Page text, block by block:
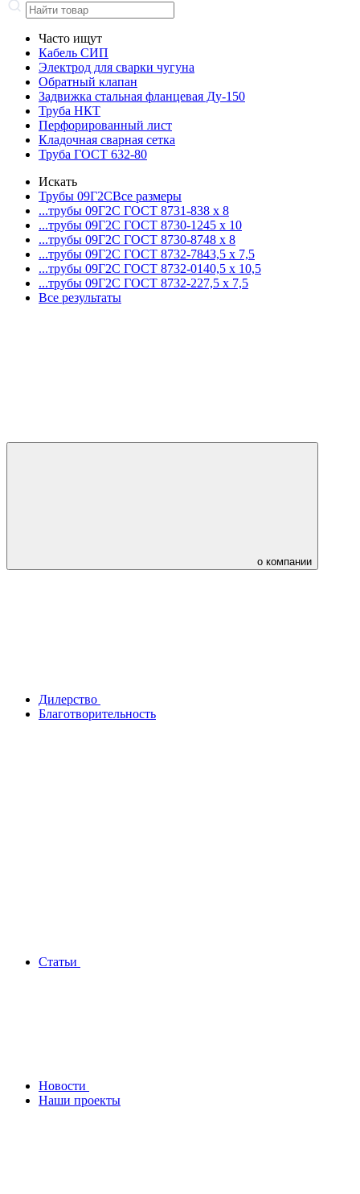
Часто ищут
Кабель СИП
Электрод для сварки чугуна
Обратный клапан
Задвижка стальная фланцевая Ду-150
Труба НКТ
Перфорированный лист
Кладочная сварная сетка
Труба ГОСТ 632-80
Искать
Трубы 09Г2СВсе размеры
...трубы 09Г2С ГОСТ 8731-838 x 8
...трубы 09Г2С ГОСТ 8730-1245 x 10
...трубы 09Г2С ГОСТ 8730-8748 x 8
...трубы 09Г2С ГОСТ 8732-7843,5 x 7,5
...трубы 09Г2С ГОСТ 8732-0140,5 x 10,5
...трубы 09Г2С ГОСТ 8732-227,5 x 7,5
Все результаты
о компании
Дилерство
Благотворительность
Статьи
Новости
Наши проекты